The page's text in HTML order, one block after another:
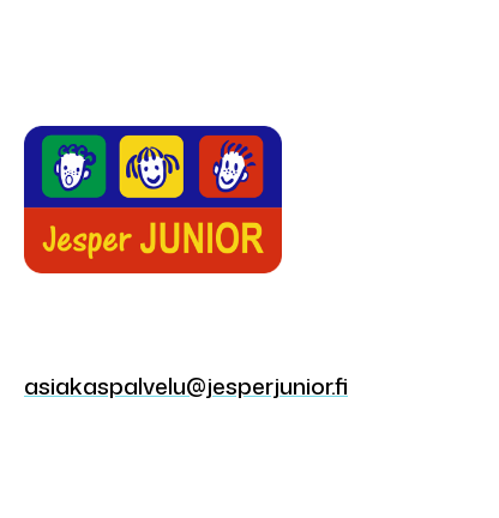
asiakaspalvelu@jesperjunior.fi